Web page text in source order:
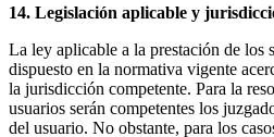
14. Legislación aplicable y
La ley aplicable a la prestación de los
dispuesto en la normativa vigente
la jurisdicción competente. Para la
usuarios serán competentes los
del usuario. No obstante, para los